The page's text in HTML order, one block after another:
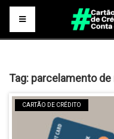
Tag: parcelamento
CARTÃO DE CRÉDITO